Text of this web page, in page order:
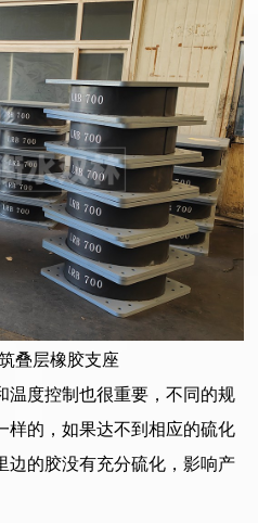
叠层橡胶支座
温度控制也很重要，不同的规
样的，如果达不到相应的硫化
边的胶没有充分硫化，影响产